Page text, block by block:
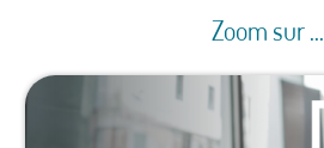
Zoom sur ...